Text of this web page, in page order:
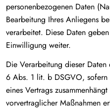
personenbezogenen Daten
Bearbeitung Ihres Anliegens
verarbeitet. Diese Daten
Einwilligung weiter.
Die Verarbeitung dieser
6 Abs. 1 lit. b DSGVO,
eines Vertrags
vorvertraglicher Maßnahmen